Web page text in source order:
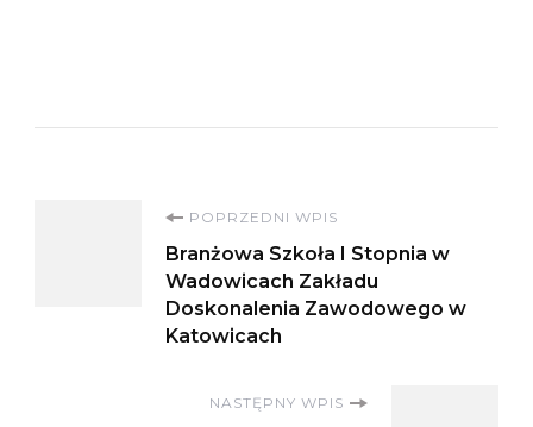
Nawigacja
wpisu
POPRZEDNI WPIS
Branżowa Szkoła I Stopnia w
Wadowicach Zakładu
Doskonalenia Zawodowego w
Katowicach
NASTĘPNY WPIS